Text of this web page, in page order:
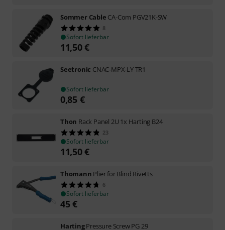
Sommer Cable CA-Com PGV21K-SW
8
Sofort lieferbar
11,50€
Seetronic CNAC-MPX-LY TR1
Sofort lieferbar
0,85 €
Thon Rack Panel 2U 1x Harting B24
23
Sofort lieferbar
11,50€
Thomann Plier for Blind Rivetts
6
Sofort lieferbar
45€
HartingPressure Screw PG 29